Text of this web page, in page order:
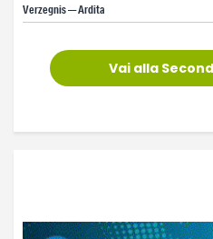
Verzegnis — Ardita
Vai alla